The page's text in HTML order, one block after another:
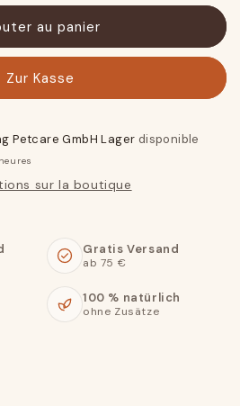
au panier
Zur Kasse
Petcare GmbH Lager disponible
sur la boutique
Gratis Versand
ab 75 €
100 % natürlich
ohne Zusätze